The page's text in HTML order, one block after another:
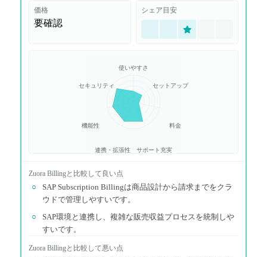
価格
要確認
シェア目安
使いやすさ
セットアップ
料金
サポート充実
連携・拡張性
機能性
セキュリティ
Zuora Billingと比較して良い点
○
SAP Subscription Billingは商品設計から請求までをクラ
ウドで管理しやすいです。
○
SAP環境と連携し、複雑な販売収益プロセスを統制しや
すいです。
Zuora Billingと比較して悪い点